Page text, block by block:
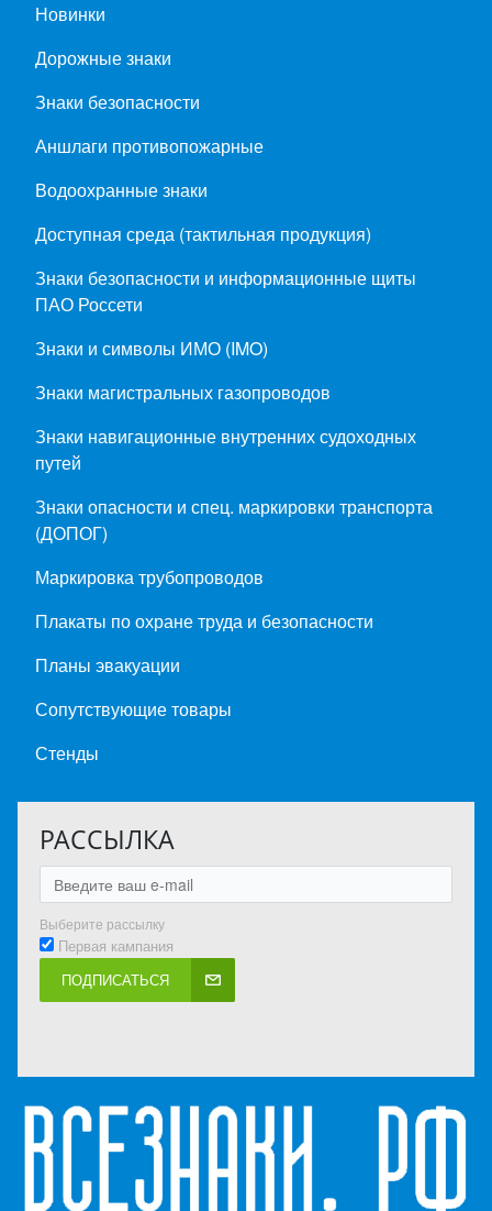
Новинки
Дорожные знаки
Знаки безопасности
Аншлаги противопожарные
Водоохранные знаки
Доступная среда (тактильная продукция)
Знаки безопасности и информационные щиты
ПАО Россети
Знаки и символы ИМО (IMO)
Знаки магистральных газопроводов
Знаки навигационные внутренних судоходных
путей
Знаки опасности и спец. маркировки транспорта
(ДОПОГ)
Маркировка трубопроводов
Плакаты по охране труда и безопасности
Планы эвакуации
Сопутствующие товары
Стенды
РАССЫЛКА
Выберите рассылку
Первая кампания
ПОДПИСАТЬСЯ